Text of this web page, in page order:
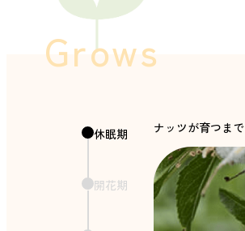
Grows
休眠期
開花期
ナッツが育つまで